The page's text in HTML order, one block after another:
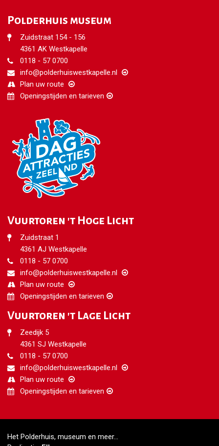
Polderhuis museum
Zuidstraat 154 - 156
4361 AK Westkapelle
0118 - 57 0700
info@polderhuiswestkapelle.nl
Plan uw route
Openingstijden en tarieven
Vuurtoren 't Hoge Licht
Zuidstraat 1
4361 AJ Westkapelle
0118 - 57 0700
info@polderhuiswestkapelle.nl
Plan uw route
Openingstijden en tarieven
Vuurtoren 't Lage Licht
Zeedijk 5
4361 SJ Westkapelle
0118 - 57 0700
info@polderhuiswestkapelle.nl
Plan uw route
Openingstijden en tarieven
Het Polderhuis, museum en meer...